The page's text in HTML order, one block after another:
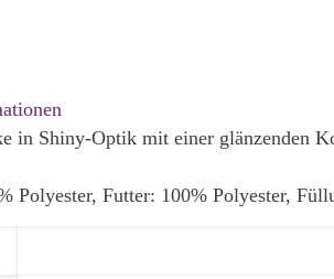
in Shiny-Optik mit einer glänzenden
Polyester, Futter: 100% Polyester,